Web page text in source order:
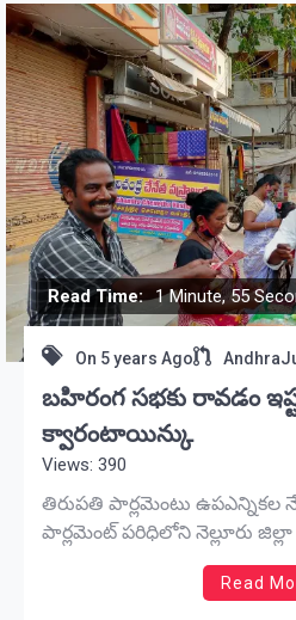
Read Time: 1 Minute, 55
On 5 years Ago
బహిరంగ సభకు రావడం
క్వారంటాయిన్కు
Views: 390
తిరుపతి పార్లమెంటు ఉపఎన్నికల
పార్లమెంట్ పరిధిలోని నెల్లూరు జిల్లా
Read